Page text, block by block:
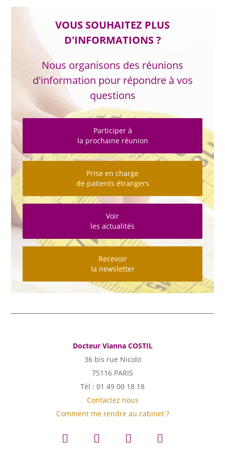
VOUS SOUHAITEZ PLUS
D'INFORMATIONS ?
Nous organisons des réunions
d'information pour répondre à vos
questions
Participer à
la prochaine réunion
Prise en charge
de patients étrangers
Voir
les actualités
Recevoir
la newsletter
Docteur Vianna COSTIL
36 bis rue Nicolo
75116 PARIS
Tél : 01 49 00 18 18
Contactez nous
Comment me rendre au cabinet ?